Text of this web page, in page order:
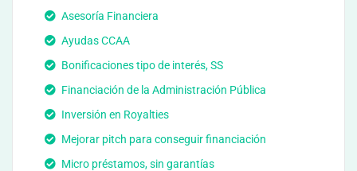
Asesoría Financiera
Ayudas CCAA
Bonificaciones tipo de interés, SS
Financiación de la Administración Pública
Inversión en Royalties
Mejorar pitch para conseguir financiación
Micro préstamos, sin garantías